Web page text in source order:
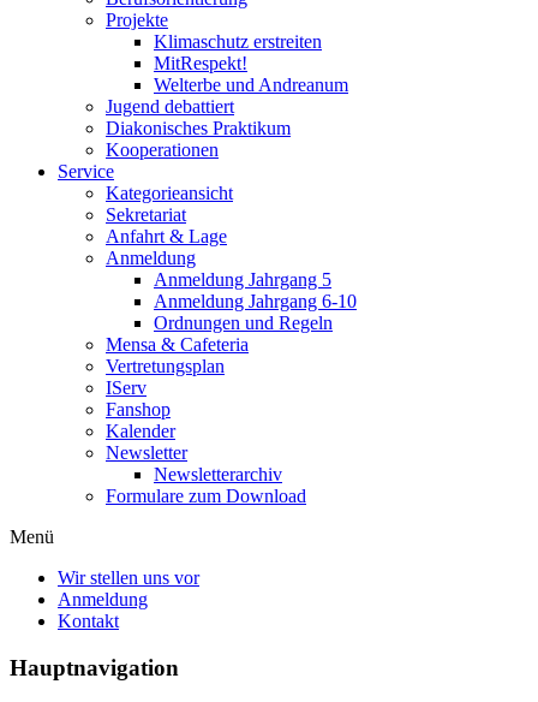
Projekte
Klimaschutz erstreiten
MitRespekt!
Welterbe und Andreanum
Jugend debattiert
Diakonisches Praktikum
Kooperationen
Service
Kategorieansicht
Sekretariat
Anfahrt & Lage
Anmeldung
Anmeldung Jahrgang 5
Anmeldung Jahrgang 6-10
Ordnungen und Regeln
Mensa & Cafeteria
Vertretungsplan
IServ
Fanshop
Kalender
Newsletter
Newsletterarchiv
Formulare zum Download
Menü
Wir stellen uns vor
Anmeldung
Kontakt
Hauptnavigation